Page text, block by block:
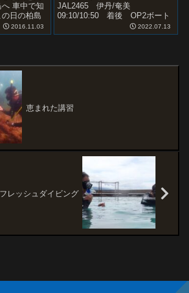
車中で知
日の柏島
”が登場した
2016.11.03
JAL2465 伊丹/奄美
09:10/10:50 着後 OP2ボート
2022.07.13
恵まれた講習
レッシュダイビング